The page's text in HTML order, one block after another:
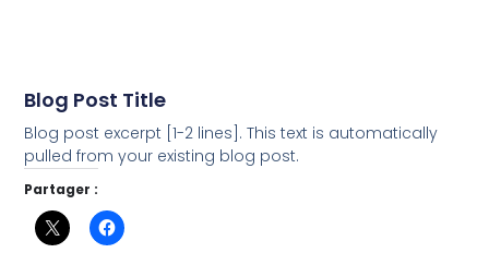
Blog Post Title
Blog post excerpt [1-2 lines]. This text is automatically
pulled from your existing blog post.
Partager :